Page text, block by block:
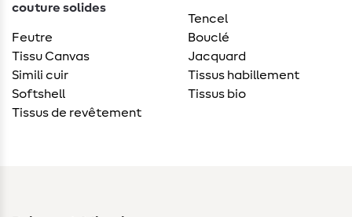
couture solides
Feutre
Tissu Canvas
Simili cuir
Softshell
Tissus de revêtement
Tencel
Bouclé
Jacquard
Tissus habillement
Tissus bio